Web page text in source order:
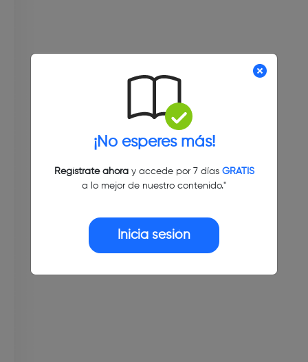
¡No esperes más!
Regístrate ahoray accede por 7 días GRATIS
a lo mejor de nuestro contenido."
Inicia sesión